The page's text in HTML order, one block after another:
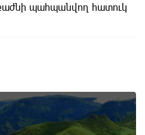
պահպանվող հատուկ
August